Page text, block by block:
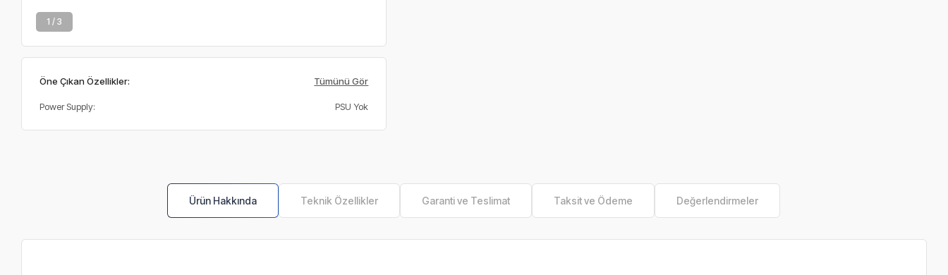
2 / 3
Öne Çıkan Özellikler: Tümünü Gör
Power Supply: PSU Yok
Ürün Hakkında Teknik Özellikler Garanti ve Teslimat Taksit ve Ödeme Değerlendirmeler